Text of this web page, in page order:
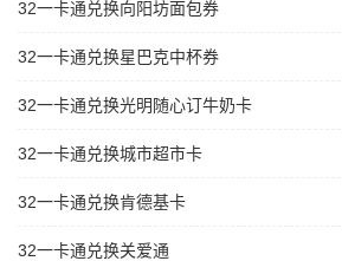
32一卡通兑换向阳坊面包券
32一卡通兑换星巴克中杯券
32一卡通兑换光明随心订牛奶卡
32一卡通兑换城市超市卡
32一卡通兑换肯德基卡
32一卡通兑换关爱通